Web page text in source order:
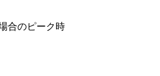
合のピーク時